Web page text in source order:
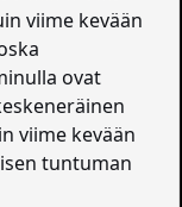
viime kevään
ovat
viime kevään
tuntuman